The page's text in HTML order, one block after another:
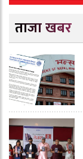
ताजा खबर